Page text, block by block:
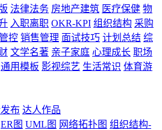
法律法务 房地产建筑 医疗保健 物
入职离职 OKR-KPI 组织结构 采购
控 销售管理 面试技巧 计划总结 综
文学名著 亲子家庭 心理成长 职场
通用模板 影视综艺 生活常识 体育游
布 达人作品
ER图 UML图 网络拓扑图 组织结构-